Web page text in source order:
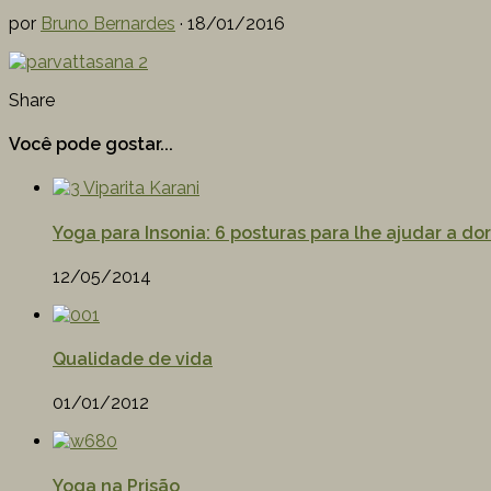
por Bruno Bernardes · 18/01/2016
Share
Você pode gostar...
Yoga para Insonia: 6 posturas para lhe ajudar a
12/05/2014
Qualidade de vida
01/01/2012
Yoga na Prisão